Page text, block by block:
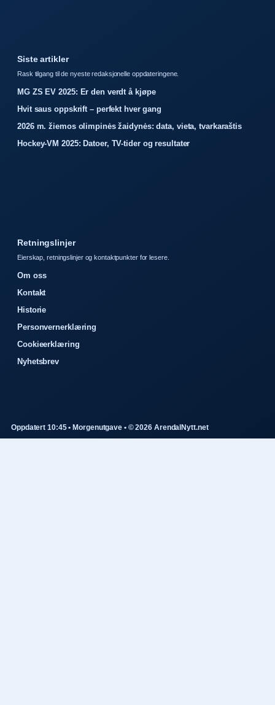
Siste artikler
Rask tilgang til de nyeste redaksjonelle oppdateringene.
MG ZS EV 2025: Er den verdt å kjøpe
Hvit saus oppskrift – perfekt hver gang
2026 m. žiemos olimpinės žaidynės: data, vieta, tvarkaraštis
Hockey-VM 2025: Datoer, TV-tider og resultater
Retningslinjer
Eierskap, retningslinjer og kontaktpunkter for lesere.
Om oss
Kontakt
Historie
Personvernerklæring
Cookieerklæring
Nyhetsbrev
Oppdatert 10:45 • Morgenutgave • © 2026 ArendalNytt.net